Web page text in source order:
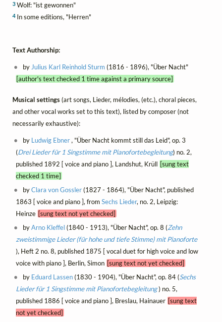
3 Wolf: "ist gewonnen"
4In some editions, "Herren"
Text Authorship:
by Julius Karl Reinhold Sturm (1816 - 1896), "Über Nacht"
[author's text checked 1 time against a primary source]
Musical settings(art songs, Lieder, mélodies, (etc.), choral pieces,
and other vocal works set to this text), listed by composer (not
necessarily exhaustive):
by Ludwig Ebner, "Über Nacht kommt still das Leid", op. 3
(Drei Lieder für 1 Singstimme mit Pianofortebegleitung) no. 2,
published 1892 [ voice and piano ], Landshut, Krüll [sung text
checked 1 time]
byClara von Gossler(1827 - 1864), "Über Nacht", published
1863 [ voice and piano ], from Sechs Lieder, no. 2, Leipzig:
Heinze [sung text not yet checked]
byArno Kleffel(1840 - 1913), "Über Nacht", op. 8 (Zehn
zweistimmige Lieder (für hohe und tiefe Stimme) mit Pianoforte
), Heft 2 no. 8, published 1875 [ vocal duet for high voice and low
voice with piano ], Berlin, Simon [sung text not yet checked]
by Eduard Lassen(1830 - 1904), "Über Nacht", op. 84 (Sechs
Lieder für 1 Singstimme mit Pianofortebegleitung) no. 5,
published 1886 [ voice and piano ], Breslau, Hainauer [sung text
not yet checked]